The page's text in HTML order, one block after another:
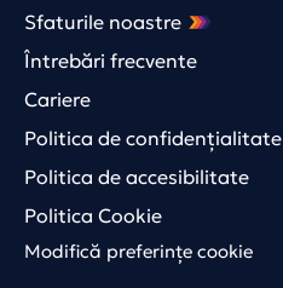
Sfaturile noastre
Întrebări frecvente
Cariere
Politica de confidențialitate
Politica de accesibilitate
Politica Cookie
Modifică preferințe cookie